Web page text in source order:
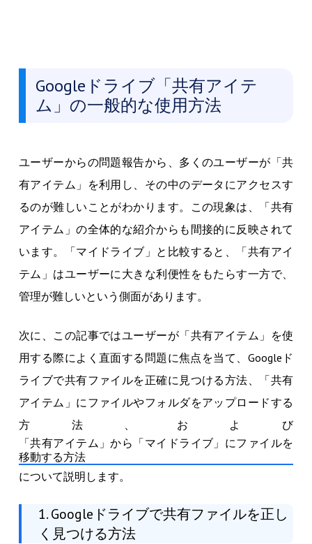
Googleドライブ「共有アイテ
ム」の一般的な使用方法
ユーザーからの問題報告から、多くのユーザーが「共
有アイテム」を利用し、その中のデータにアクセスす
るのが難しいことがわかります。この現象は、「共有
アイテム」の全体的な紹介からも間接的に反映されて
います。「マイドライブ」と比較すると、「共有アイ
テム」はユーザーに大きな利便性をもたらす一方で、
管理が難しいという側面があります。
次に、この記事ではユーザーが「共有アイテム」を使
用する際によく直面する問題に焦点を当て、Googleド
ライブで共有ファイルを正確に見つける方法、「共有
アイテム」にファイルやフォルダをアップロードする
方法、および
「共有アイテム」から「マイドライブ」にファイルを
移動する方法
について説明します。
1. Googleドライブで共有ファイルを正し
く見つける方法